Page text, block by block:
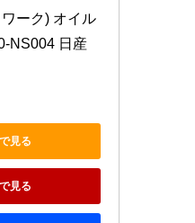
ーク) オイル
NS004 日産
見る
見る